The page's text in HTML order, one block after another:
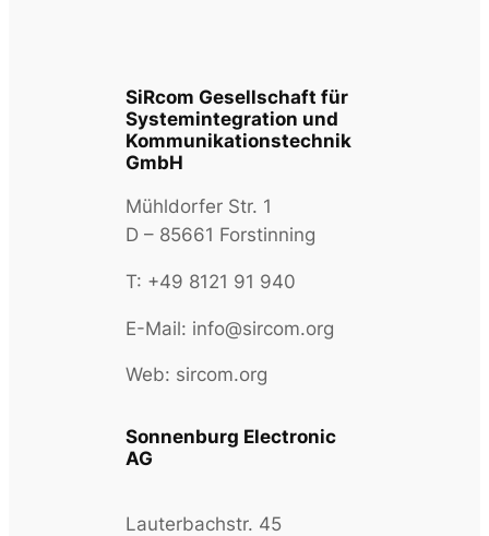
SiRcom Gesellschaft für
Systemintegration und
Kommunikationstechnik
GmbH
Mühldorfer Str. 1
D – 85661 Forstinning
T: +49 8121 91 940
E-Mail: info@sircom.org
Web: sircom.org
Sonnenburg Electronic
AG
Lauterbachstr. 45